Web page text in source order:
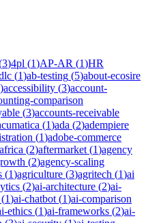
3)4pl (1)AP-AR (1)HR
(1)ab-testing (5)about-ecosire
)accessibility (3)account-
comparison
(3)accounts-receivable
(1)ada (2)adempiere
(1)adobe-commerce
africa (2)aftermarket (1)agency
(2)agency-scaling
(1)agriculture (3)agritech (1)ai
(2)ai-architecture (2)ai-
(1)ai-chatbot (1)ai-comparison
ethics (1)ai-frameworks (2)ai-